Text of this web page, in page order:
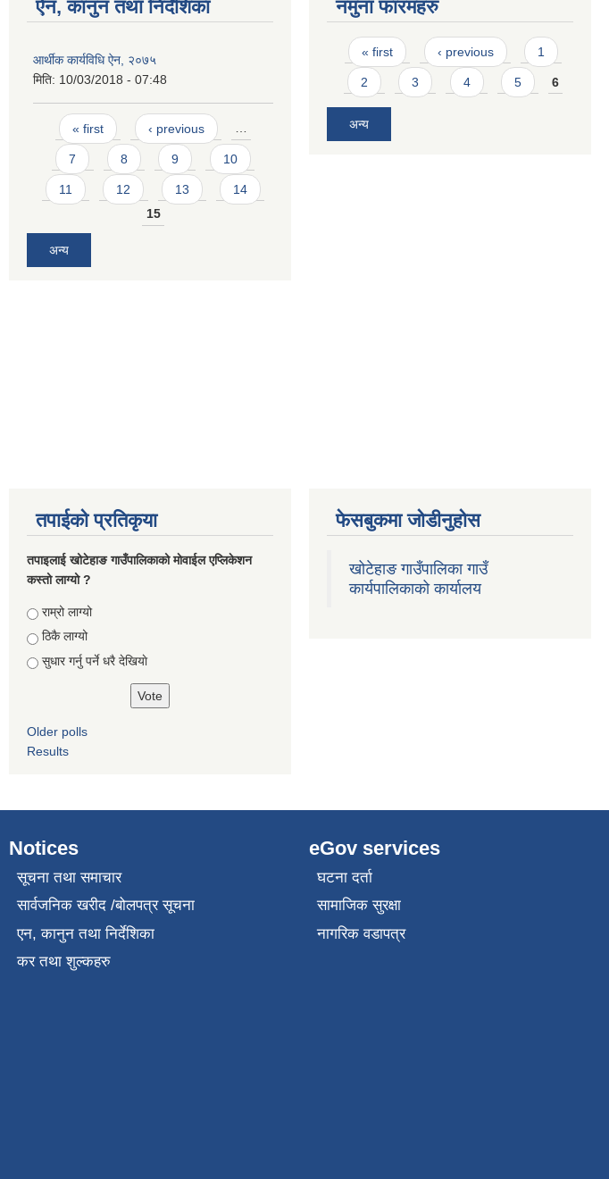
ऐन, कानुन तथा निर्देशिका
आर्थीक कार्यविधि ऐन, २०७५
मिति: 10/03/2018 - 07:48
Pages
« first ‹ previous …
7 8 9 10
11 12 13
14
15
अन्य
नमुना फारमहरु
Pages
« first ‹ previous 1
2 3 4 5 6
अन्य
तपाईको प्रतिकृया
तपाइलाई खोटेहाङ गाउँपालिकाको माेवाईल एप्लिकेशन
कस्तो लाग्यो ?
Choices
राम्रो लाग्यो
ठिकै लाग्यो
सुधार गर्नु पर्ने धरै देखियाे
Older polls
Results
फेसबुकमा जोडीनुहोस
खोटेहाङ गाउँपालिका गाउँ
कार्यपालिकाको कार्यालय
Notices
सूचना तथा समाचार
सार्वजनिक खरीद /बोलपत्र सूचना
एन, कानुन तथा निर्देशिका
कर तथा शुल्कहरु
eGov services
घटना दर्ता
सामाजिक सुरक्षा
नागरिक वडापत्र